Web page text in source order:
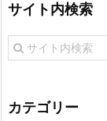
サイト内検索
カテゴリー